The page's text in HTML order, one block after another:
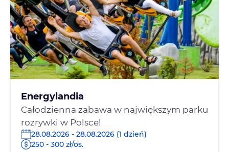
Energylandia
Całodzienna zabawa w największym parku
rozrywki w Polsce!
28.08.2026 - 28.08.2026 (1 dzień)
250 - 300 zł/os.